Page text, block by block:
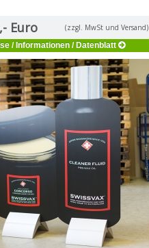
Euro
(zzgl. MwSt und Versand)
/ Informationen / Datenblatt